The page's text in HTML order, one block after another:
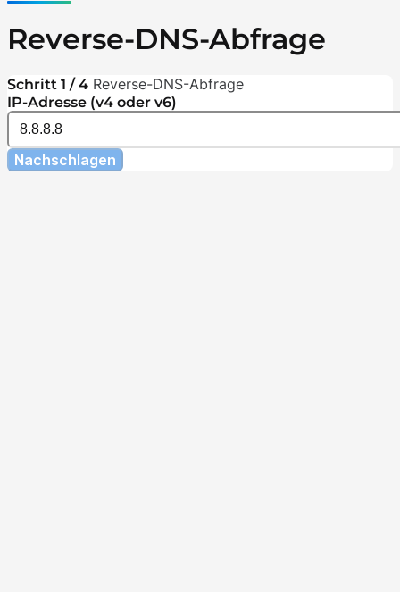
Reverse-DNS-Abfrage
Schritt 1 / 4 Reverse-DNS-Abfrage
IP-Adresse (v4 oder v6)
Nachschlagen